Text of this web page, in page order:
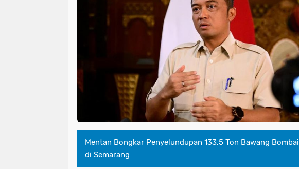
Mentan Bongkar Penyelundupan 133,5 Ton Bawang Bombai
di Semarang